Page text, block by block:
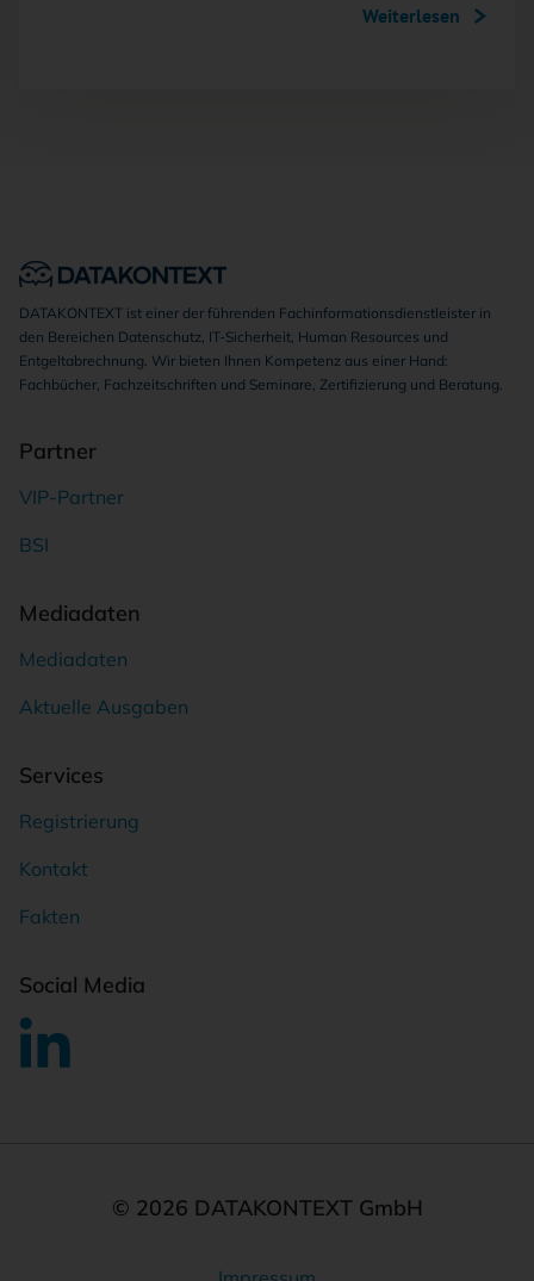
Weiterlesen
DATAKONTEXT ist einer der führenden Fachinformationsdienstleister in
den Bereichen Datenschutz, IT-Sicherheit, Human Resources und
Entgeltabrechnung. Wir bieten Ihnen Kompetenz aus einer Hand:
Fachbücher, Fachzeitschriften und Seminare, Zertifizierung und Beratung.
Partner
VIP-Partner
BSI
Mediadaten
Mediadaten
Aktuelle Ausgaben
Services
Registrierung
Kontakt
Fakten
Social Media
© 2026 DATAKONTEXT GmbH